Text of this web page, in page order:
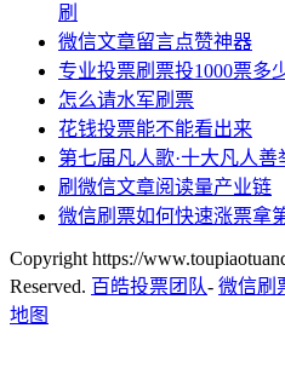
刷
微信文章留言点赞神器
专业投票刷票投1000票多
怎么请水军刷票
花钱投票能不能看出来
第七届凡人歌·十大凡人善
刷微信文章阅读量产业链
微信刷票如何快速涨票拿
Copyright https://
Reserved. 百皓投票团队- 微信刷
地图